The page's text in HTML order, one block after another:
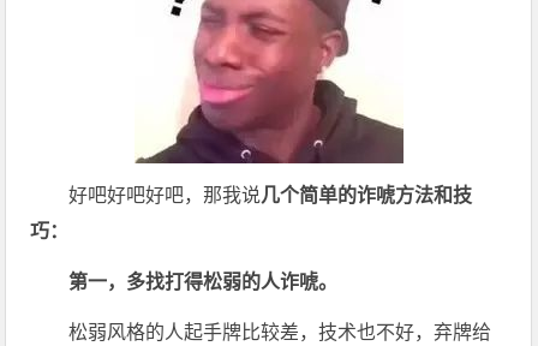
好吧好吧好吧，那我说几个简单的诈唬方法和技
巧：
第一，多找打得松弱的人诈唬。
松弱风格的人起手牌比较差，技术也不好，弃牌给